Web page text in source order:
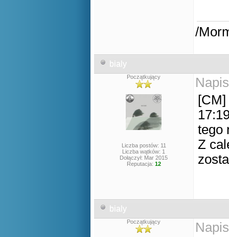
/
bialy
Początkujący
Liczba postów: 11
Liczba wątków: 1
Dołączył: Mar 2015
Reputacja: 12
tego
Z
bialy
Początkujący